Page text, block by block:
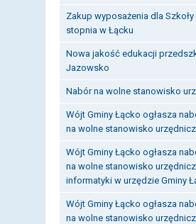
Zakup wyposażenia dla
stopnia w Łącku
Nowa jakość edukacji
Jazowsko
Nabór na wolne stanowisko
Wójt Gminy Łącko ogłasza
na wolne stanowisko
Wójt Gminy Łącko ogłasza
na wolne stanowisko
informatyki w urzędzie Gminy
Wójt Gminy Łącko ogłasza
na wolne stanowisko